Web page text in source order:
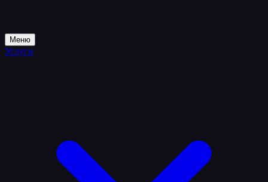
Меню
Услуги